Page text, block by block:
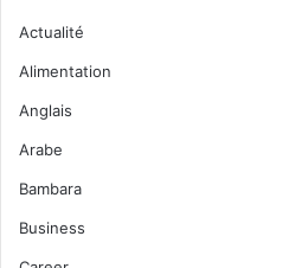
Actualité
Alimentation
Anglais
Arabe
Bambara
Business